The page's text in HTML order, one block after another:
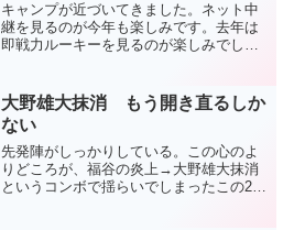
キャンプが近づいてきました。ネット中
継を見るのが今年も楽しみです。去年は
即戦力ルーキーを見るのが楽しみでし
はまだまだ期待しています。投手陣では
野村には出てきてもらわな...
大野雄大抹消 もう開き直るしか
ない
先発陣がしっかりしている。この心のよ
りどころが、福谷の炎上→大野雄大抹消
というコンボで揺らいでしまったこの2日